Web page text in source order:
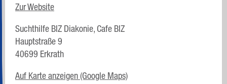
Zur Website
Suchthilfe BIZ Diakonie, Cafe BIZ
Hauptstraße 9
40699 Erkrath
Auf Karte anzeigen (Google Maps)